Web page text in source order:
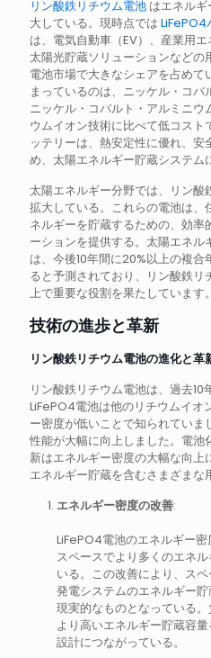
リン酸鉄リチウム電池 はエネル
大している。現時点では LiFePO4
は、電気自動車（EV）、産業用
太陽光貯蔵ソリューションなど
電池市場で大きなシェアを占め
まっているのは、ニッケル・コ
ニッケル・コバルト・アルミニ
ウムイオン技術に比べて低コス
ッテリーは、熱安定性に優れ、
め、太陽エネルギー貯蔵システム
太陽エネルギー分野では、リン
拡大している。これらの電池は、
ネルギーを貯蔵するための、効率
ーションを提供する。太陽エネ
は、今後10年間に20%以上の複
ると予測されており、リン酸鉄
上で重要な役割を果たしています。
技術の進歩と革新
リン酸鉄リチウム電池の進化と革
リン酸鉄リチウム電池は、過去10
LiFePO4電池は他のリチウムイオ
ー密度が低いことで知られていま
性能が大幅に向上しました。電
新はエネルギー密度の大幅な向
エネルギー貯蔵を含むさまざまな
エネルギー密度の改善:
LiFePO4電池のエネルギー
スペースでより多くのエネ
いる。この改善により、ス
発電システムのエネルギー
現実的なものとなっている。
より高いエネルギー貯蔵容
設計につながっている。